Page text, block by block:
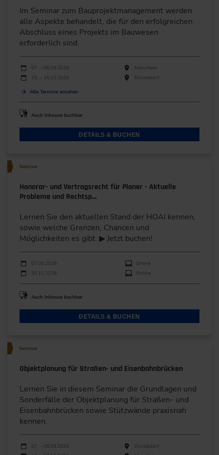
Im Seminar zum Bauprojektmanagement werden
alle Aspekte behandelt, die für den erfolgreichen
Abschluss eines Projekts im Bauwesen
erforderlich sind.
Durchführungen
Veranstaltungsdatum
07. – 08.09.2026
Mannheim
15. – 16.10.2026
Düsseldorf
Alle Termine ansehen
Auch Inhouse buchbar
DETAILS & BUCHEN
Seminar
Honorar- und Vertragsrecht für Planer - Aktuelle
Probleme und Rechtsp…
Lernen Sie den aktuellen Stand der HOAI kennen,
sowie welche Grenzen, Chancen und
Möglichkeiten es gibt. ▶ Jetzt buchen!
Durchführungen
Veranstaltungsdatum
07.09.2026
Online
30.11.2026
Online
Auch Inhouse buchbar
DETAILS & BUCHEN
Seminar
Objektplanung für Straßen- und Eisenbahnbrücken
Lernen Sie in diesem Seminar die Grundlagen und
Sonderfälle der Objektplanung für Straßen- und
Eisenbahnbrücken sowie Stützwände praxisnah
kennen.
Durchführungen
Veranstaltungsdatum
07. – 08.09.2026
Düsseldorf